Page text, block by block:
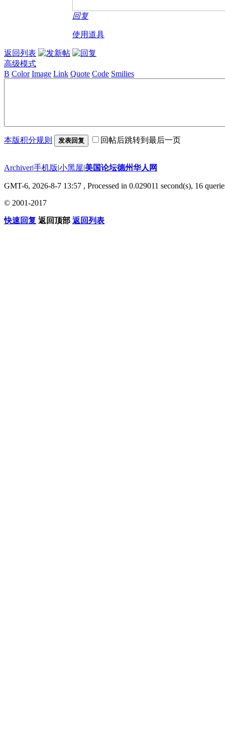
回复
使用道具
返回列表
高级模式
B Color Image Link Quote Code Smilies
本版积分规则 发表回复 回帖后跳转到最后一页
Archiver|手机版|小黑屋|美国论坛德州华人网
GMT-6, 2026-8-7 13:57 , Processed in 0.029011 second(s), 16
© 2001-2017
快速回复 返回顶部 返回列表